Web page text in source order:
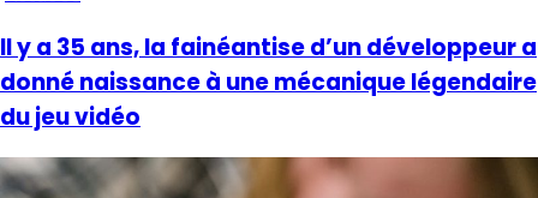
Il y a 35 ans, la fainéantise d’un développeur a
donné naissance à une mécanique légendaire
du jeu vidéo